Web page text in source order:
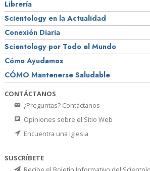
Librería
Scientology en la Actualidad
Conexión Diaria
Scientology por Todo el Mundo
Cómo Ayudamos
CÓMO Mantenerse Saludable
CONTÁCTANOS
¿Preguntas? Contáctanos
Opiniones sobre el Sitio Web
Encuentra una Iglesia
SUSCRÍBETE